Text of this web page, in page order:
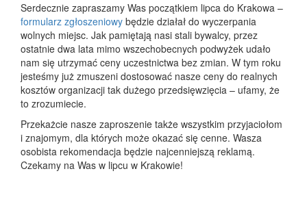
Serdecznie zapraszamy Was początkiem lipca do Krakowa –
formularz zgłoszeniowy będzie działał do wyczerpania
wolnych miejsc. Jak pamiętają nasi stali bywalcy, przez
ostatnie dwa lata mimo wszechobecnych podwyżek udało
nam się utrzymać ceny uczestnictwa bez zmian. W tym roku
jesteśmy już zmuszeni dostosować nasze ceny do realnych
kosztów organizacji tak dużego przedsięwzięcia – ufamy, że
to zrozumiecie.
Przekażcie nasze zaproszenie także wszystkim przyjaciołom
i znajomym, dla których może okazać się cenne. Wasza
osobista rekomendacja będzie najcenniejszą reklamą.
Czekamy na Was w lipcu w Krakowie!